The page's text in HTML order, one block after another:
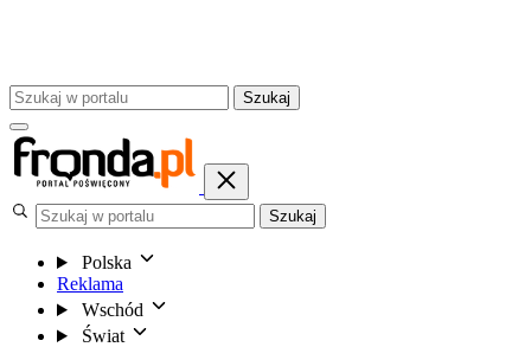
Szukaj
Szukaj
Polska
Reklama
Wschód
Świat